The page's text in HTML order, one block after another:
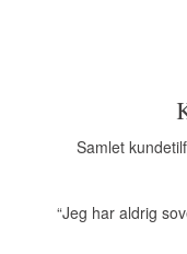
Samlet
“Jeg har aldrig